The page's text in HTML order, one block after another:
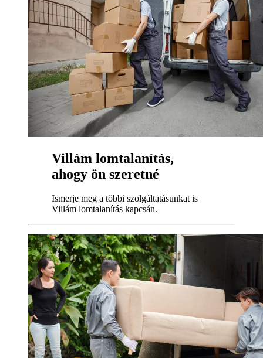
Villám lomtalanítás,
ahogy ön szeretné
Ismerje meg a többi szolgáltatásunkat is
Villám lomtalanítás kapcsán.